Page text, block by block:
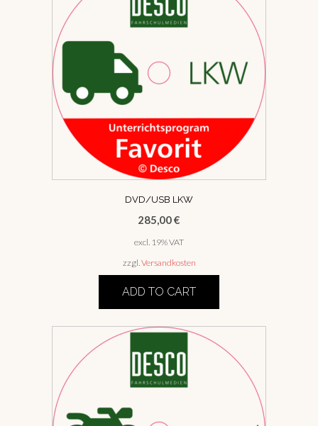
DVD/USB LKW
285,00€
excl. 19% VAT
zzgl. Versandkosten
ADD TO CART